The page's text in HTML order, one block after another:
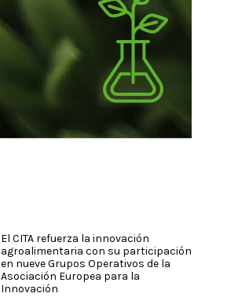
El CITA refuerza la innovación
agroalimentaria con su participación
en nueve Grupos Operativos de la
Asociación Europea para la
Innovación